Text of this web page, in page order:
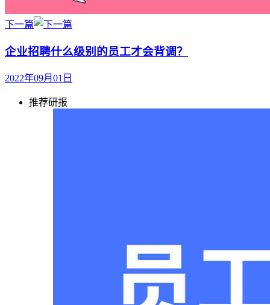
下一篇
企业招聘什么级别的员工才会背调？
2022年09月01日
推荐研报